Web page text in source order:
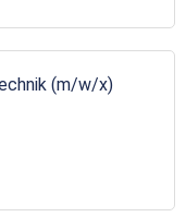
(m/w/x)